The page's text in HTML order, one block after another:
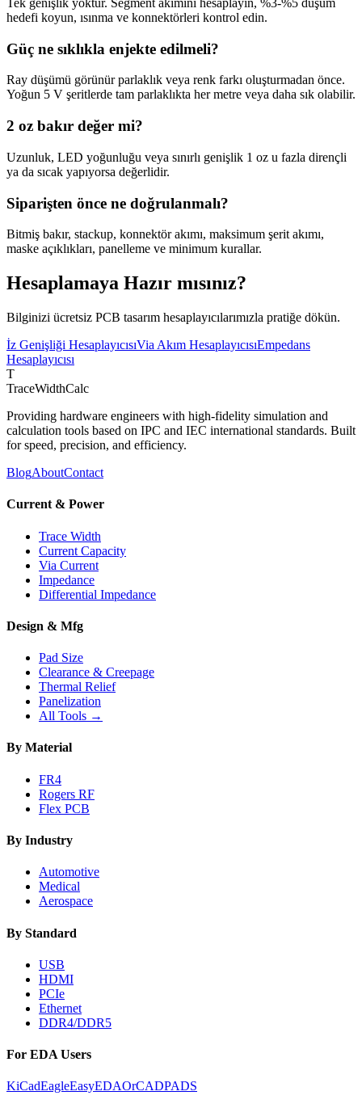
Tek genişlik yoktur. Segment akımını hesaplayın, %3-%5 düşüm
hedefi koyun, ısınma ve konnektörleri kontrol edin.
Güç ne sıklıkla enjekte edilmeli?
Ray düşümü görünür parlaklık veya renk farkı oluşturmadan önce.
Yoğun 5 V şeritlerde tam parlaklıkta her metre veya daha sık olabilir.
2 oz bakır değer mi?
Uzunluk, LED yoğunluğu veya sınırlı genişlik 1 oz u fazla dirençli
ya da sıcak yapıyorsa değerlidir.
Siparişten önce ne doğrulanmalı?
Bitmiş bakır, stackup, konnektör akımı, maksimum şerit akımı,
maske açıklıkları, panelleme ve minimum kurallar.
Hesaplamaya Hazır mısınız?
Bilginizi ücretsiz PCB tasarım hesaplayıcılarımızla pratiğe dökün.
İz Genişliği HesaplayıcısıVia Akım HesaplayıcısıEmpedans
Hesaplayıcısı
T
TraceWidthCalc
Providing hardware engineers with high-fidelity simulation and
calculation tools based on IPC and IEC international standards. Built
for speed, precision, and efficiency.
BlogAboutContact
Current & Power
Trace Width
Current Capacity
Via Current
Impedance
Differential Impedance
Design & Mfg
Pad Size
Clearance & Creepage
Thermal Relief
Panelization
All Tools →
By Material
FR4
Rogers RF
Flex PCB
By Industry
Automotive
Medical
Aerospace
By Standard
USB
HDMI
PCIe
Ethernet
DDR4/DDR5
For EDA Users
KiCadEagleEasyEDAOrCADPADS